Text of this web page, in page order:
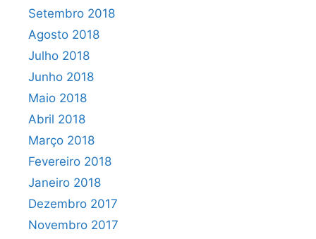
Setembro 2018
Agosto 2018
Julho 2018
Junho 2018
Maio 2018
Abril 2018
Março 2018
Fevereiro 2018
Janeiro 2018
Dezembro 2017
Novembro 2017